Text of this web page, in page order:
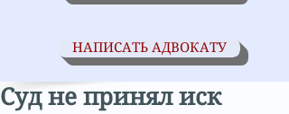
НАПИСАТЬ АДВОКАТУ
Суд не принял иск